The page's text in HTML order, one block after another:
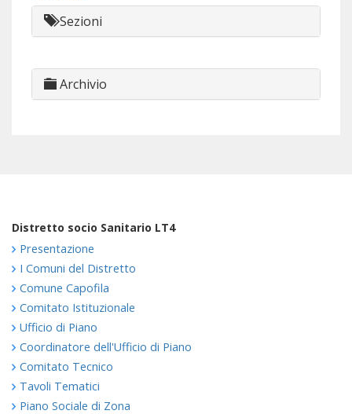
Sezioni
Archivio
Distretto socio Sanitario LT4
Presentazione
I Comuni del Distretto
Comune Capofila
Comitato Istituzionale
Ufficio di Piano
Coordinatore dell'Ufficio di Piano
Comitato Tecnico
Tavoli Tematici
Piano Sociale di Zona